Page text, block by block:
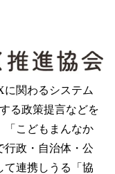
関わるシステム
る政策提言などを
「こどもまんなか
行政・自治体・公
て連携しうる「協